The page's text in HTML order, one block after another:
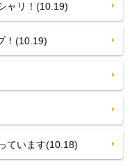
ャリ！(10.19)
！(10.19)
ています(10.18)